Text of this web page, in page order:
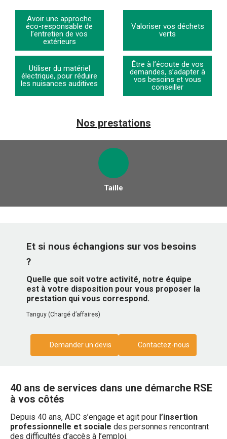
Avoir une approche
éco-responsable de
l’entretien de vos
extérieurs
Valoriser vos déchets
verts
Utiliser du matériel
électrique, pour réduire
les nuisances auditives
Être à l’écoute de vos
demandes, s’adapter à
vos besoins et vous
conseiller
Nos prestations
Taille
Et si nous échangions sur vos besoins
?
Quelle que soit votre activité, notre équipe
est à votre disposition pour vous proposer la
prestation qui vous correspond.
Tanguy (Chargé d’affaires)
Demander un devis Contactez-nous
40 ans de services dans une démarche RSE
à vos côtés
Depuis 40 ans, ADC s’engage et agit pour l’insertion
professionnelle et sociale des personnes rencontrant
des difficultés d’accès à l’emploi.